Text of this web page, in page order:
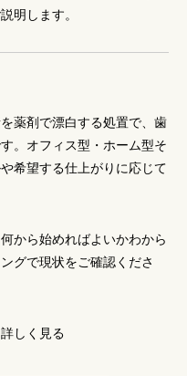
明します。
薬剤で漂白する処置で、歯
。オフィス型・ホーム型そ
希望する仕上がりに応じて
から始めればよいかわから
グで現状をご確認くださ
しく見る